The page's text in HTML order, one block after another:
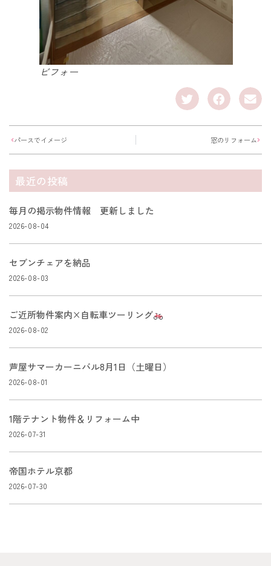
ビフォー
パースでイメージ 窓のリフォーム
最近の投稿
毎月の掲示物件情報 更新しました
2026-08-04
セブンチェアを納品
2026-08-03
ご近所物件案内×自転車ツーリング
2026-08-02
芦屋サマーカーニバル8月1日（土曜日）
2026-08-01
1階テナント物件＆リフォーム中
2026-07-31
帝国ホテル京都
2026-07-30